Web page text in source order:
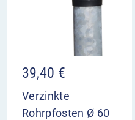
39,40 €
Verzinkte
Rohrpfosten Ø 60